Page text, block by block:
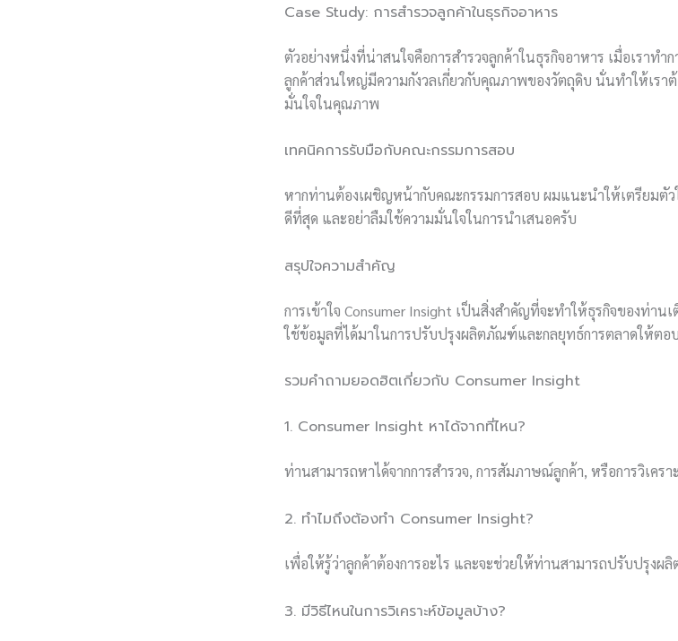
Case Study: การสำรวจลูกค้าในธุรกิจอาหาร
ตัวอย่างหนึ่งที่น่าสนใจคือการสำรวจลูกค้าในธุรกิจอาหาร เมื่อเราทำ
ลูกค้าส่วนใหญ่มีความกังวลเกี่ยวกับคุณภาพของวัตถุดิบ นั่นทำให้เรา
มั่นใจในคุณภาพ
เทคนิคการรับมือกับคณะกรรมการสอบ
หากท่านต้องเผชิญหน้ากับคณะกรรมการสอบ ผมแนะนำให้เตรียมตั
ดีที่สุด และอย่าลืมใช้ความมั่นใจในการนำเสนอครับ
สรุปใจความสำคัญ
การเข้าใจ Consumer Insight เป็นสิ่งสำคัญที่จะทำให้ธุรกิจของท่าน
ใช้ข้อมูลที่ได้มาในการปรับปรุงผลิตภัณฑ์และกลยุทธ์การตลาดให้ตอ
รวมคำถามยอดฮิตเกี่ยวกับ Consumer Insight
1. Consumer Insight หาได้จากที่ไหน?
ท่านสามารถหาได้จากการสำรวจ, การสัมภาษณ์ลูกค้า, หรือการวิเคร
2. ทำไมถึงต้องทำ Consumer Insight?
เพื่อให้รู้ว่าลูกค้าต้องการอะไร และจะช่วยให้ท่านสามารถปรับปรุง
3. มีวิธีไหนในการวิเคราะห์ข้อมูลบ้าง?